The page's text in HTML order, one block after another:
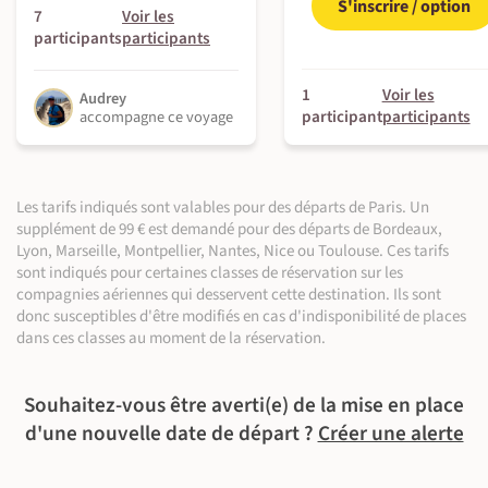
7
participants
Voir les
participants
Audrey
accompagne ce voyage
S'inscrire / option
1
participant
Voir les
participants
Les tarifs indiqués sont valables pour des départs de Paris. Un
supplément de 99 € est demandé pour des départs de Bordeaux,
Lyon, Marseille, Montpellier, Nantes, Nice ou Toulouse. Ces tarifs
sont indiqués pour certaines classes de réservation sur les
compagnies aériennes qui desservent cette destination. Ils sont
donc susceptibles d'être modifiés en cas d'indisponibilité de places
dans ces classes au moment de la réservation.
Souhaitez-vous être averti(e) de la mise en place
d'une nouvelle date de départ ?Créer une alerte